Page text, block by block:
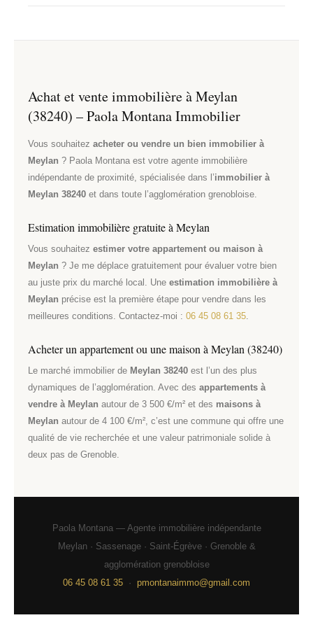
Achat et vente immobilière à Meylan
(38240) – Paola Montana Immobilier
Vous souhaitez acheter ou vendre un bien immobilier à
Meylan ? Paola Montana est votre agente immobilière
indépendante de proximité, spécialisée dans l’immobilier à
Meylan 38240 et dans toute l’agglomération grenobloise.
Estimation immobilière gratuite à Meylan
Vous souhaitez estimer votre appartement ou maison à
Meylan ? Je me déplace gratuitement pour évaluer votre bien
au juste prix du marché local. Une estimation immobilière à
Meylan précise est la première étape pour vendre dans les
meilleures conditions. Contactez-moi : 06 45 08 61 35.
Acheter un appartement ou une maison à Meylan (38240)
Le marché immobilier de Meylan 38240 est l’un des plus
dynamiques de l’agglomération. Avec des appartements à
vendre à Meylan autour de 3 500 €/m² et des maisons à
Meylan autour de 4 100 €/m², c’est une commune qui offre une
qualité de vie recherchée et une valeur patrimoniale solide à
deux pas de Grenoble.
Paola Montana — Agente immobilière indépendante
Meylan · Sassenage · Saint-Égrève · Grenoble &
agglomération grenobloise
06 45 08 61 35 · pmontanaimmo@gmail.com